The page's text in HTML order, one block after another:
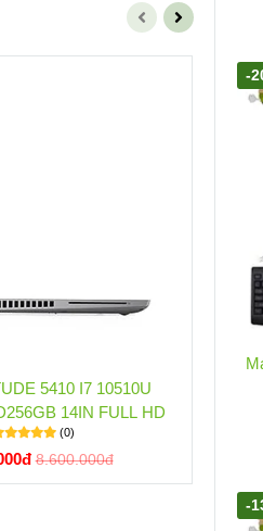
5410 I7 10510U
14IN FULL HD
(0)
8.600.000đ
--
-